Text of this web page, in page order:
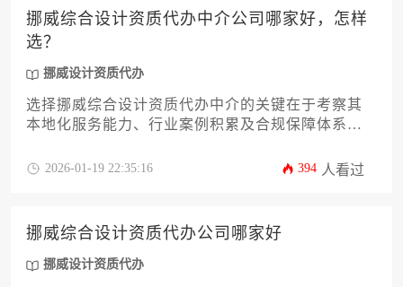
的合作伙伴，确保工程合规性与质量可靠性。
挪威综合设计资质代办中介公司哪家好，怎样
选？
挪威设计资质代办
选择挪威综合设计资质代办中介的关键在于考察其
本地化服务能力、行业案例积累及合规保障体系，
同风险条款进行综合决策。
2026-01-19 22:35:16 394 人看过
挪威综合设计资质代办公司哪家好
挪威设计资质代办